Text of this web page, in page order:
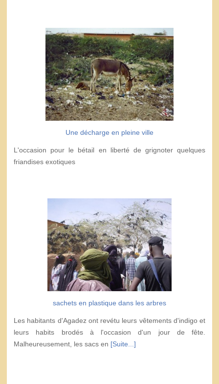
Une décharge en pleine ville
L'occasion pour le bétail en liberté de grignoter quelques
friandises exotiques
sachets en plastique dans les arbres
Les habitants d'Agadez ont revétu leurs vêtements d'indigo et
leurs habits brodés à l'occasion d'un jour de fête.
Malheureusement, les sacs en [Suite...]